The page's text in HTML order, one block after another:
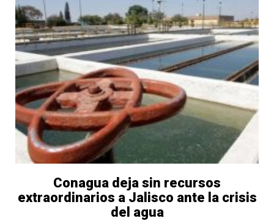
Conagua deja sin recursos
extraordinarios a Jalisco ante la crisis
del agua